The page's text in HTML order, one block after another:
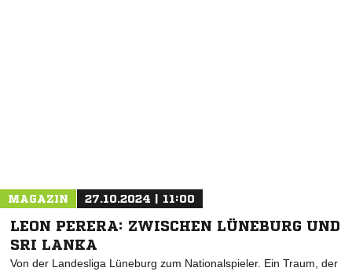
MAGAZIN 27.10.2024 | 11:00
LEON PERERA: ZWISCHEN LÜNEBURG UND
SRI LANKA
Von der Landesliga Lüneburg zum Nationalspieler. Ein Traum, der